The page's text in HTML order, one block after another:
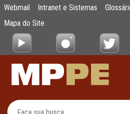
Pular para o Conteúdo principal
MPPE e UNCMP firmam
Webmail Intranet e Sistemas
Mapa do Site